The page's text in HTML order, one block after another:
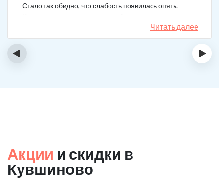
Стало так обидно, что слабость появилась опять.
Решил не затягивать, и опять обратился в клинику.
Мне порекомендовали двойной блок. Согласился, и
сейчас не жалею. Уже два года в полной завязке.
Читать далее
‹ ›
Акции и скидки в
Кувшиново